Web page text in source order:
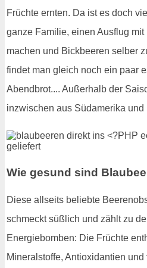
Früchte ernten. Da ist es doch
ganze Familie, einen Ausflug
machen und Bickbeeren selber
findet man gleich noch ein paar
Abendbrot.... Außerhalb der
inzwischen aus Südamerika und
Wie gesund sind
Diese allseits beliebte
schmeckt süßlich und zählt zu
Energiebomben: Die Früchte
Mineralstoffe, Antioxidantien